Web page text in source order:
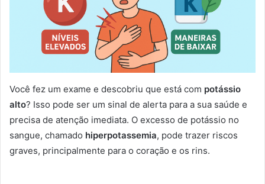
Você fez um exame e descobriu que está com potássio
alto? Isso pode ser um sinal de alerta para a sua saúde e
precisa de atenção imediata. O excesso de potássio no
sangue, chamado hiperpotassemia, pode trazer riscos
graves, principalmente para o coração e os rins.